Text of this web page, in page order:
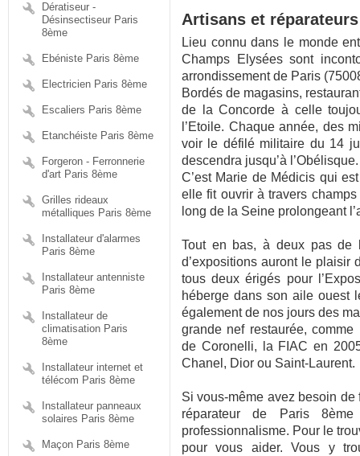
Dératiseur -
Désinsectiseur Paris
8ème
Ebéniste Paris 8ème
Electricien Paris 8ème
Escaliers Paris 8ème
Etanchéiste Paris 8ème
Forgeron - Ferronnerie
d'art Paris 8ème
Grilles rideaux
métalliques Paris 8ème
Installateur d'alarmes
Paris 8ème
Installateur antenniste
Paris 8ème
Installateur de
climatisation Paris
8ème
Installateur internet et
télécom Paris 8ème
Installateur panneaux
solaires Paris 8ème
Maçon Paris 8ème
Artisans et
Lieu connu dans le monde
Champs Elysées sont
arrondissement de Paris
Bordés de magasins,
de la Concorde à celle
l’Etoile. Chaque année, des
voir le défilé militaire du 14
descendra jusqu’à l’Obélisque.
C’est Marie de Médicis qui
elle fit ouvrir à travers
long de la Seine prolongeant
Tout en bas, à deux pas de
d’expositions auront le plaisir
tous deux érigés pour
héberge dans son aile ouest
également de nos jours des
grande nef restaurée, comme
de Coronelli, la FIAC en
Chanel, Dior ou Saint-Laurent.
Si vous-même avez besoin
réparateur de Paris
professionnalisme. Pour le
pour vous aider. Vous y